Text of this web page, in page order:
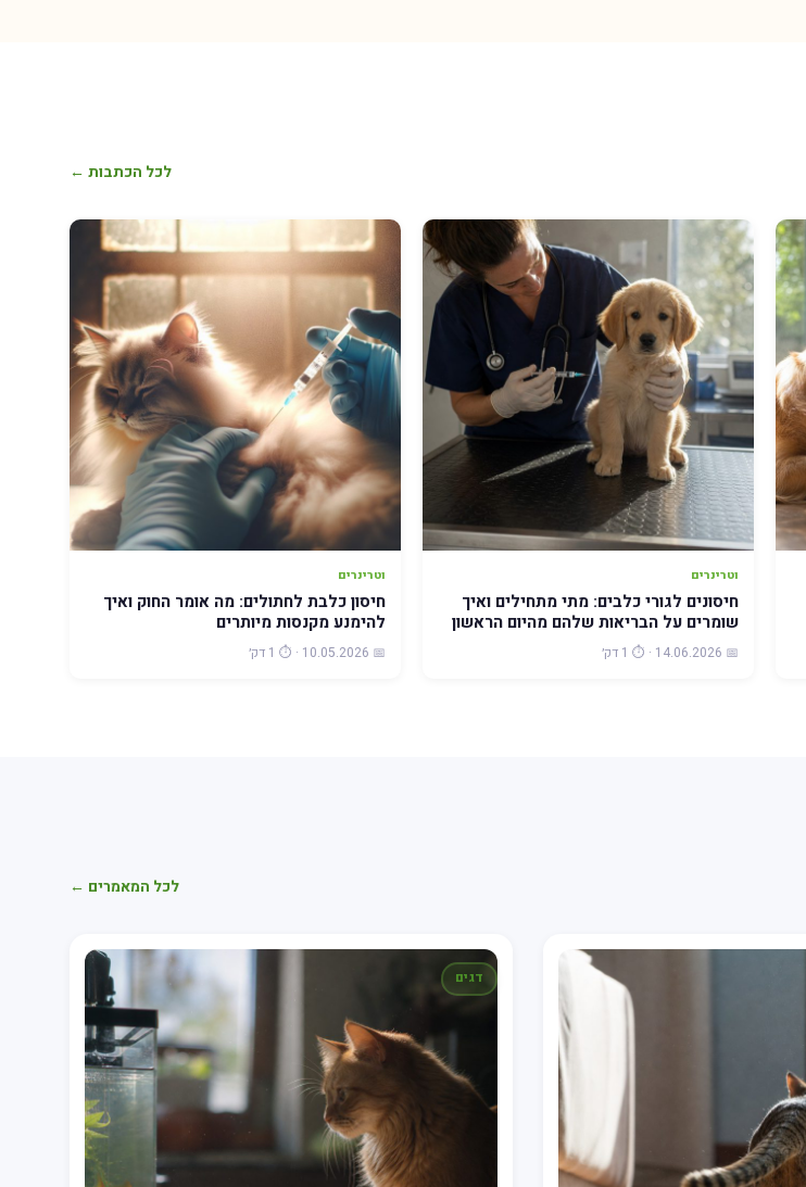
לכל הכתבות ←
וטרינרים
חיסונים לגורי כלבים: מתי מתחילים ואיך
שומרים על הבריאות שלהם מהיום הראשון
📅 14.06.2026 · ⏱️ 1 דק׳
וטרינרים
חיסון כלבת לחתולים: מה אומר החוק ואיך
להימנע מקנסות מיותרים
📅 10.05.2026 · ⏱️ 1 דק׳
לכל המאמרים ←
דגים